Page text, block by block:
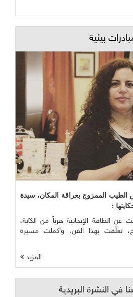
بيئية
الممزوج بعراقة المكان، سيدة
:
الطاقة الإيجابية هرباً من الكآبة،
تعلّقت بهذا الفن، وأكملت مسيرة
المزيد
في النشرة البريدية